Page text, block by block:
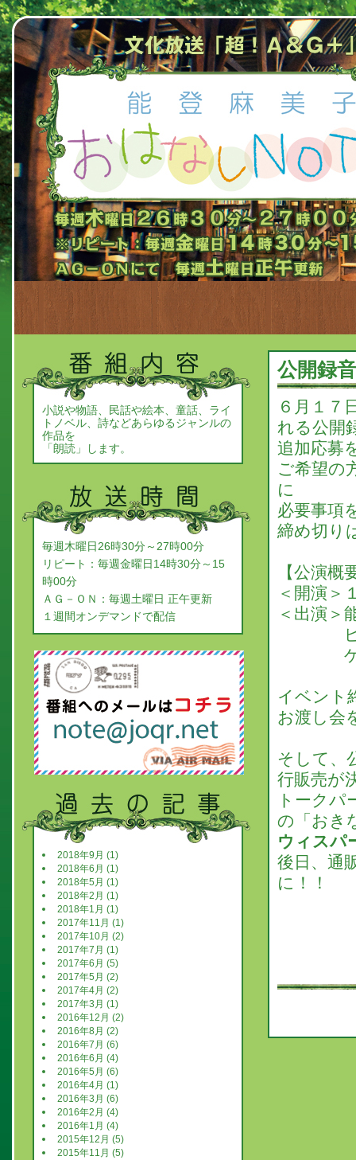
公開録
６月１７
れる公開
追加応募
ご希望の
に
必要事項
締め切り
【公演概
＜開演＞
＜出演＞
ピア
ゲス
イベント
お渡し会
そして 、
行販売が
トークパ
の「おき
ウィスパ
後日、通
に！！
小説や物語、民話や絵本、童話、ライ
トノベル、詩などあらゆるジャンルの
作品を
「朗読」します。
毎週木曜日26時30分～27時00分
リピート：毎週金曜日14時30分～15
時00分
ＡＧ－ＯＮ：毎週土曜日 正午更新
１週間オンデマンドで配信
2018年9月 (1)
2018年6月 (1)
2018年5月 (1)
2018年2月 (1)
2018年1月 (1)
2017年11月 (1)
2017年10月 (2)
2017年7月 (1)
2017年6月 (5)
2017年5月 (2)
2017年4月 (2)
2017年3月 (1)
2016年12月 (2)
2016年8月 (2)
2016年7月 (6)
2016年6月 (4)
2016年5月 (6)
2016年4月 (1)
2016年3月 (6)
2016年2月 (4)
2016年1月 (4)
2015年12月 (5)
2015年11月 (5)